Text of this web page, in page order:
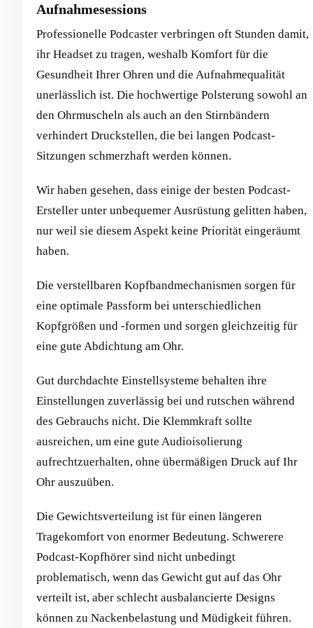
Aufnahmesessions
Professionelle Podcaster verbringen oft Stunden damit,
ihr Headset zu tragen, weshalb Komfort für die
Gesundheit Ihrer Ohren und die Aufnahmequalität
unerlässlich ist. Die hochwertige Polsterung sowohl an
den Ohrmuscheln als auch an den Stirnbändern
verhindert Druckstellen, die bei langen Podcast-
Sitzungen schmerzhaft werden können.
Wir haben gesehen, dass einige der besten Podcast-
Ersteller unter unbequemer Ausrüstung gelitten haben,
nur weil sie diesem Aspekt keine Priorität eingeräumt
haben.
Die verstellbaren Kopfbandmechanismen sorgen für
eine optimale Passform bei unterschiedlichen
Kopfgrößen und -formen und sorgen gleichzeitig für
eine gute Abdichtung am Ohr.
Gut durchdachte Einstellsysteme behalten ihre
Einstellungen zuverlässig bei und rutschen während
des Gebrauchs nicht. Die Klemmkraft sollte
ausreichen, um eine gute Audioisolierung
aufrechtzuerhalten, ohne übermäßigen Druck auf Ihr
Ohr auszuüben.
Die Gewichtsverteilung ist für einen längeren
Tragekomfort von enormer Bedeutung. Schwerere
Podcast-Kopfhörer sind nicht unbedingt
problematisch, wenn das Gewicht gut auf das Ohr
verteilt ist, aber schlecht ausbalancierte Designs
können zu Nackenbelastung und Müdigkeit führen.